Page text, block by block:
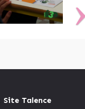
Site Talence